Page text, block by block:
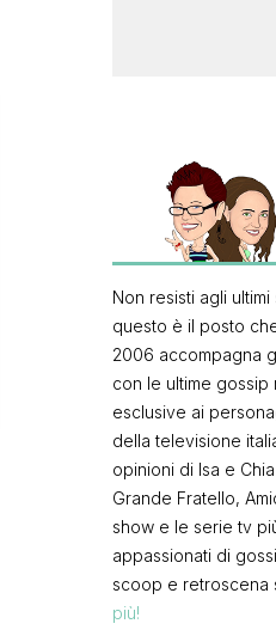
Non resisti agli
questo è il posto
2006 accompagna
con le ultime
esclusive ai
della televisione
opinioni di Isa e
Grande Fratello,
show e le serie tv
appassionati di
scoop e retroscena
più!